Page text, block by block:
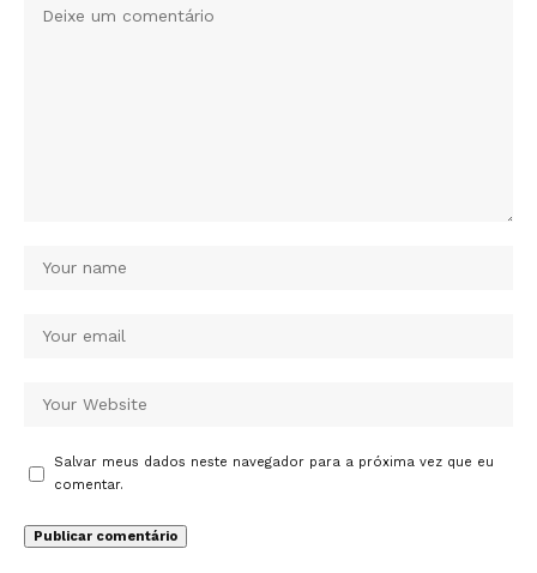
Salvar meus dados neste navegador para a próxima vez que eu
comentar.